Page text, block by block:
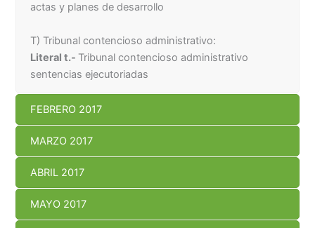
actas y planes de desarrollo
T) Tribunal contencioso administrativo:
Literal t.- Tribunal contencioso administrativo
sentencias ejecutoriadas
FEBRERO 2017
MARZO 2017
ABRIL 2017
MAYO 2017